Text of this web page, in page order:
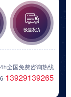
全国免费咨询热线
13929139265